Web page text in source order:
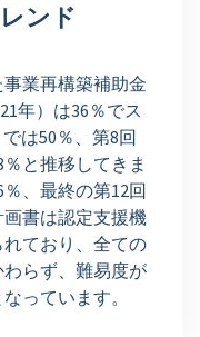
ンド
業再構築補助金
年）は36％でス
は50％、第8回
％と推移してきま
、最終の第12回
書は認定支援機
ており、全ての
らず、難易度が
っています。